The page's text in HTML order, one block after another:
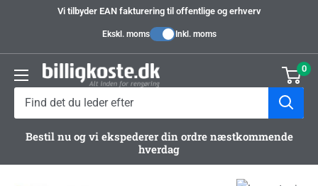
Vi tilbyder EAN fakturering til offentlige og erhverv
Ekskl. moms Inkl. moms
Billigkoste.dk 0
Bestil nu og vi ekspederer din ordre næstkommende
hverdag